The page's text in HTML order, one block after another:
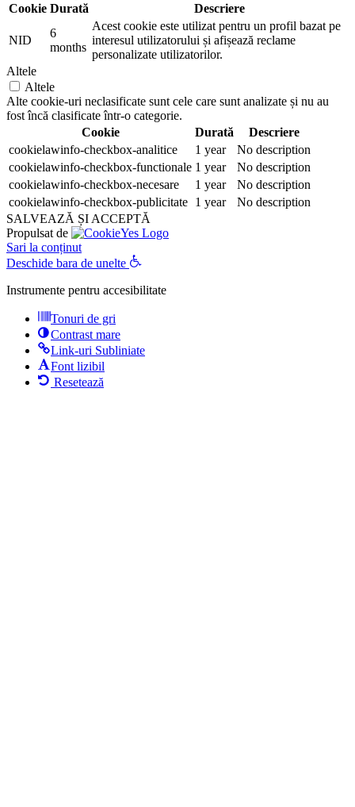
Cookie Durată Descriere
NID
6
months
Acest cookie este utilizat pentru un profil bazat pe
interesul utilizatorului și afișează reclame
personalizate utilizatorilor.
Altele
Altele
Alte cookie-uri neclasificate sunt cele care sunt analizate și nu au
fost încă clasificate într-o categorie.
Cookie
Durată
Descriere
cookielawinfo-checkbox-analitice
1 year
No description
cookielawinfo-checkbox-functionale 1 year
No description
cookielawinfo-checkbox-necesare
1 year
No description
cookielawinfo-checkbox-publicitate 1 year
No description
SALVEAZĂ ȘI ACCEPTĂ
Propulsat de
Sari la conținut
Deschide bara de unelte
Instrumente pentru accesibilitate
Tonuri de gri
Contrast mare
Link-uri Subliniate
Font lizibil
Resetează